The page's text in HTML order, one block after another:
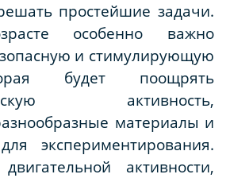
простейшие задачи.
особенно важно
и стимулирующую
будет поощрять
активность,
материалы и
экспериментирования.
активности,